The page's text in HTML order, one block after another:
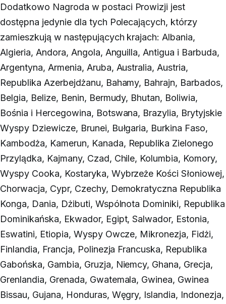
Dodatkowo Nagroda w postaci Prowizji jest
dostępna jedynie dla tych Polecających, którzy
zamieszkują w następujących krajach: Albania,
Algieria, Andora, Angola, Anguilla, Antigua i Barbuda,
Argentyna, Armenia, Aruba, Australia, Austria,
Republika Azerbejdżanu, Bahamy, Bahrajn, Barbados,
Belgia, Belize, Benin, Bermudy, Bhutan, Boliwia,
Bośnia i Hercegowina, Botswana, Brazylia, Brytyjskie
Wyspy Dziewicze, Brunei, Bułgaria, Burkina Faso,
Kambodża, Kamerun, Kanada, Republika Zielonego
Przylądka, Kajmany, Czad, Chile, Kolumbia, Komory,
Wyspy Cooka, Kostaryka, Wybrzeże Kości Słoniowej,
Chorwacja, Cypr, Czechy, Demokratyczna Republika
Konga, Dania, Dżibuti, Wspólnota Dominiki, Republika
Dominikańska, Ekwador, Egipt, Salwador, Estonia,
Eswatini, Etiopia, Wyspy Owcze, Mikronezja, Fidżi,
Finlandia, Francja, Polinezja Francuska, Republika
Gabońska, Gambia, Gruzja, Niemcy, Ghana, Grecja,
Grenlandia, Grenada, Gwatemala, Gwinea, Gwinea
Bissau, Gujana, Honduras, Węgry, Islandia, Indonezja,